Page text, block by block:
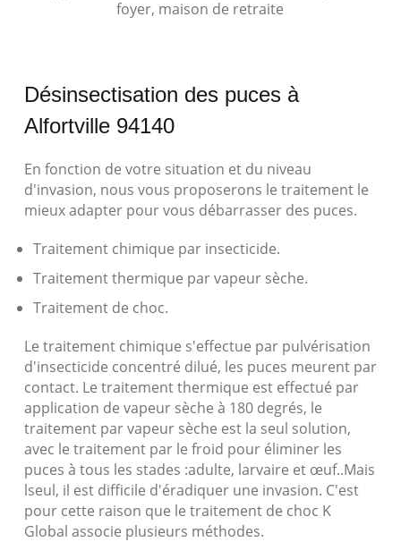
foyer, maison de retraite
Désinsectisation des puces à
Alfortville 94140
En fonction de votre situation et du niveau
d'invasion, nous vous proposerons le traitement le
mieux adapter pour vous débarrasser des puces.
Traitement chimique par insecticide.
Traitement thermique par vapeur sèche.
Traitement de choc.
Le traitement chimique s'effectue par pulvérisation
d'insecticide concentré dilué, les puces meurent par
contact. Le traitement thermique est effectué par
application de vapeur sèche à 180 degrés, le
traitement par vapeur sèche est la seul solution,
avec le traitement par le froid pour éliminer les
puces à tous les stades :adulte, larvaire et œuf..Mais
lseul, il est difficile d'éradiquer une invasion. C'est
pour cette raison que le traitement de choc K
Global associe plusieurs méthodes.